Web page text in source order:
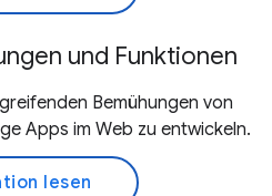
und Funktionen
Bemühungen von
Apps im Web zu entwickeln.
lesen